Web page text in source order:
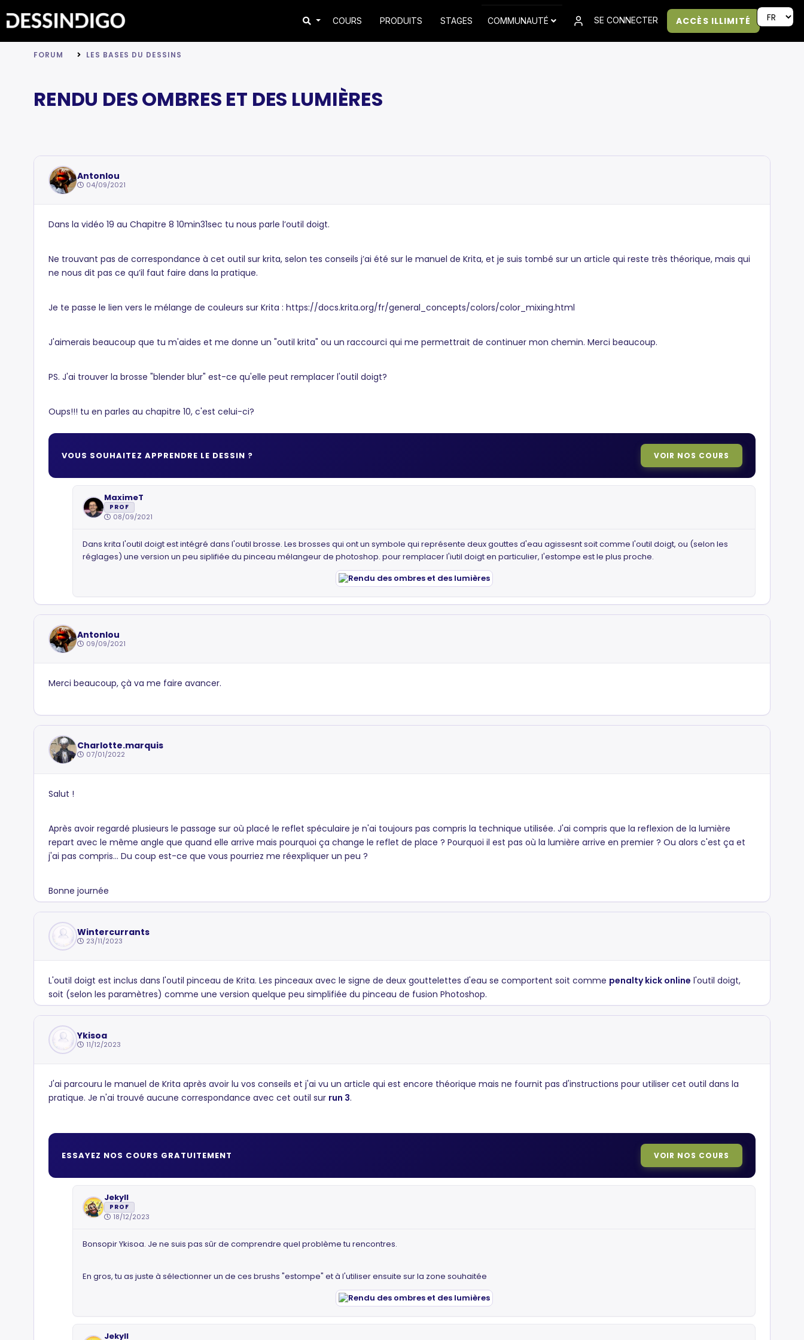
COURS PRODUITS STAGES COMMUNAUTÉ SE CONNECTER ACCÈS ILLIMITÉ
FORUM LES BASES DU DESSINS
RENDU DES OMBRES ET DES LUMIÈRES
Antonlou
04/09/2021
Dans la vidéo 19 au Chapitre 8 10min31sec tu nous parle l’outil doigt.
Ne trouvant pas de correspondance à cet outil sur krita, selon tes conseils j’ai été sur le manuel de Krita, et je suis tombé sur un article qui reste très théorique, mais qui
ne nous dit pas ce qu’il faut faire dans la pratique.
Je te passe le lien vers le mélange de couleurs sur Krita : https://docs.krita.org/fr/general_concepts/colors/color_mixing.html
J'aimerais beaucoup que tu m'aides et me donne un "outil krita" ou un raccourci qui me permettrait de continuer mon chemin. Merci beaucoup.
PS. J'ai trouver la brosse "blender blur" est-ce qu'elle peut remplacer l'outil doigt?
Oups!!! tu en parles au chapitre 10, c'est celui-ci?
VOUS SOUHAITEZ APPRENDRE LE DESSIN ? VOIR NOS COURS
MaximeT
PROF
08/09/2021
Dans krita l'outil doigt est intégré dans l'outil brosse. Les brosses qui ont un symbole qui représente deux gouttes d'eau agissesnt soit comme l'outil doigt, ou (selon les
réglages) une version un peu siplifiée du pinceau mélangeur de photoshop. pour remplacer l'iutil doigt en particulier, l'estompe est le plus proche.
Antonlou
09/09/2021
Merci beaucoup, çà va me faire avancer.
Charlotte.marquis
07/01/2022
Salut !
Après avoir regardé plusieurs le passage sur où placé le reflet spéculaire je n'ai toujours pas compris la technique utilisée. J'ai compris que la reflexion de la lumière
repart avec le même angle que quand elle arrive mais pourquoi ça change le reflet de place ? Pourquoi il est pas où la lumière arrive en premier ? Ou alors c'est ça et
j'ai pas compris... Du coup est-ce que vous pourriez me réexpliquer un peu ?
Bonne journée
Wintercurrants
23/11/2023
L'outil doigt est inclus dans l'outil pinceau de Krita. Les pinceaux avec le signe de deux gouttelettes d'eau se comportent soit comme penalty kick online l'outil doigt,
soit (selon les paramètres) comme une version quelque peu simplifiée du pinceau de fusion Photoshop.
Ykisoa
11/12/2023
J'ai parcouru le manuel de Krita après avoir lu vos conseils et j'ai vu un article qui est encore théorique mais ne fournit pas d'instructions pour utiliser cet outil dans la
pratique. Je n'ai trouvé aucune correspondance avec cet outil sur run 3.
ESSAYEZ NOS COURS GRATUITEMENT VOIR NOS COURS
Jekyll
PROF
18/12/2023
Bonsopir Ykisoa. Je ne suis pas sûr de comprendre quel problème tu rencontres.
En gros, tu as juste à sélectionner un de ces brushs "estompe" et à l'utiliser ensuite sur la zone souhaitée
Jekyll